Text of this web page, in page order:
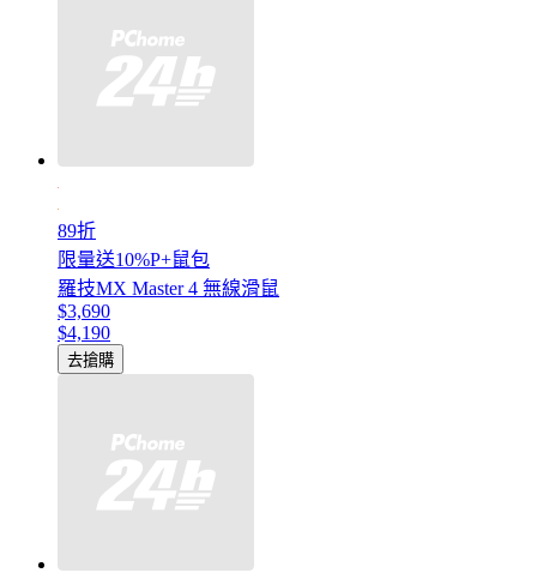
89折
限量送10%P+鼠包
羅技MX Master 4 無線滑鼠
$3,690
$4,190
去搶購